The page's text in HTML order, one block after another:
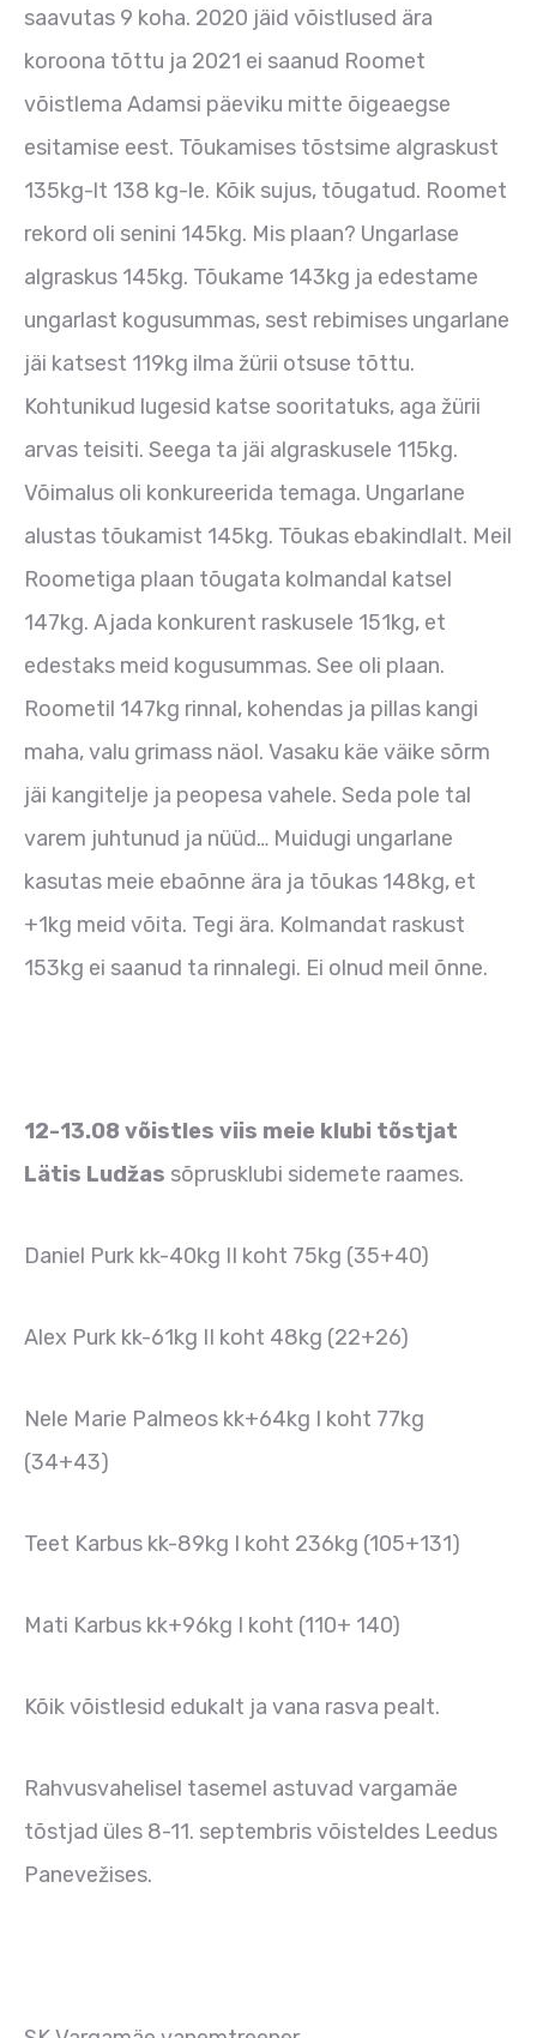
saavutas 9 koha. 2020 jäid võistlused ära
koroona tõttu ja 2021 ei saanud Roomet
võistlema Adamsi päeviku mitte õigeaegse
esitamise eest. Tõukamises tõstsime algraskust
135kg-lt 138 kg-le. Kõik sujus, tõugatud. Roomet
rekord oli senini 145kg. Mis plaan? Ungarlase
algraskus 145kg. Tõukame 143kg ja edestame
ungarlast kogusummas, sest rebimises ungarlane
jäi katsest 119kg ilma žürii otsuse tõttu.
Kohtunikud lugesid katse sooritatuks, aga žürii
arvas teisiti. Seega ta jäi algraskusele 115kg.
Võimalus oli konkureerida temaga. Ungarlane
alustas tõukamist 145kg. Tõukas ebakindlalt. Meil
Roometiga plaan tõugata kolmandal katsel
147kg. Ajada konkurent raskusele 151kg, et
edestaks meid kogusummas. See oli plaan.
Roometil 147kg rinnal, kohendas ja pillas kangi
maha, valu grimass näol. Vasaku käe väike sõrm
jäi kangitelje ja peopesa vahele. Seda pole tal
varem juhtunud ja nüüd… Muidugi ungarlane
kasutas meie ebaõnne ära ja tõukas 148kg, et
+1kg meid võita. Tegi ära. Kolmandat raskust
153kg ei saanud ta rinnalegi. Ei olnud meil õnne.
12-13.08 võistles viis meie klubi tõstjat
Lätis Ludžas sõprusklubi sidemete raames.
Daniel Purk kk-40kg II koht 75kg (35+40)
Alex Purk kk-61kg II koht 48kg (22+26)
Nele Marie Palmeos kk+64kg I koht 77kg
(34+43)
Teet Karbus kk-89kg I koht 236kg (105+131)
Mati Karbus kk+96kg I koht (110+ 140)
Kõik võistlesid edukalt ja vana rasva pealt.
Rahvusvahelisel tasemel astuvad vargamäe
tõstjad üles 8-11. septembris võisteldes Leedus
Panevežises.